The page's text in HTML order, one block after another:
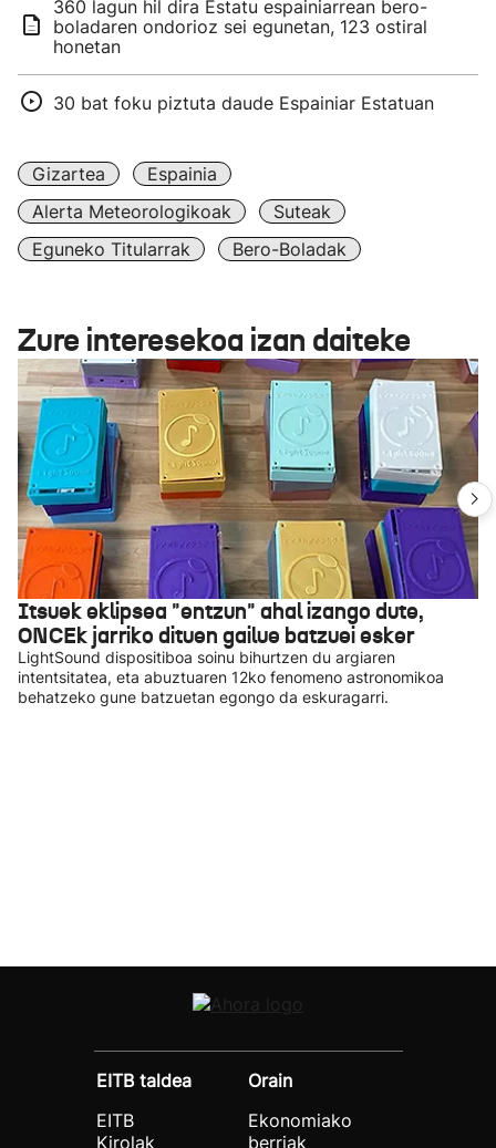
360 lagun hil dira Estatu espainiarrean bero-
boladaren ondorioz sei egunetan, 123 ostiral
honetan
30 bat foku piztuta daude Espainiar Estatuan
Gizartea
Espainia
Alerta Meteorologikoak
Suteak
Eguneko Titularrak
Bero-Boladak
Zure interesekoa izan daiteke
Itsuek eklipsea "entzun" ahal izango dute,
ONCEk jarriko dituen gailue batzuei esker
LightSound dispositiboa soinu bihurtzen du argiaren
intentsitatea, eta abuztuaren 12ko fenomeno astronomikoa
behatzeko gune batzuetan egongo da eskuragarri.
EITB taldea
EITB
Kirolak
Orain
Ekonomiako
berriak